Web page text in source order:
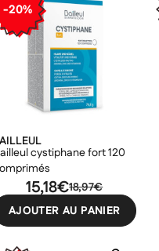
-20%
cystiphane fort 120
18,97€
15,18€
AJOUTER AU PANIER